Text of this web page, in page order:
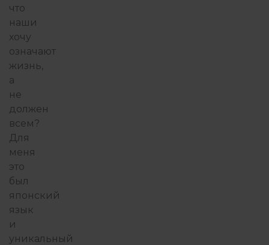
что
наши
хочу
означают
жизнь,
а
не
должен
всем?
Для
меня
это
был
японский
язык
и
уникальный